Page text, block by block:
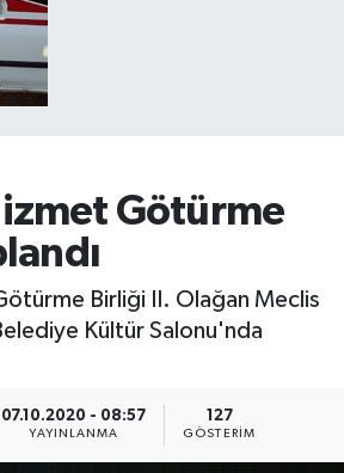
Götürme
Birliği II. Olağan Meclis
Kültür Salonu'nda
07.10.2020 - 08:57
YAYINLANMA
127
GÖSTERIM